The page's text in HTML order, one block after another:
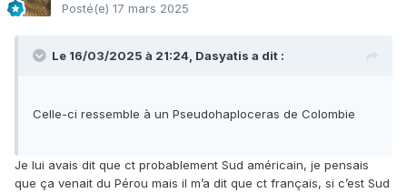
Posté(e) 17 mars 2025
Le 16/03/2025 à 21:24, Dasyatis a dit :
Celle-ci ressemble à un Pseudohaploceras de Colombie
Je lui avais dit que ct probablement Sud américain, je pensais
que ça venait du Pérou mais il m’a dit que ct français, si c’est Sud